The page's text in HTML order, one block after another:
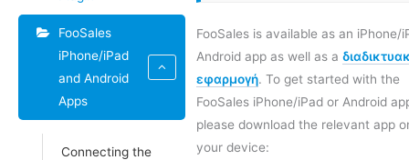
FooSales
iPhone/iPad
and Android
Apps
Connecting the
FooSales is available as an iPhone/
Android app as well as a
εφαρμογή. To get started with the
FooSales iPhone/iPad or Android
please download the relevant app
your device: